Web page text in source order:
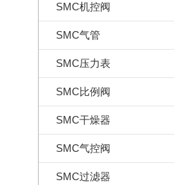
SMC机控阀
SMC气管
SMC压力表
SMC比例阀
SMC干燥器
SMC气控阀
SMC过滤器